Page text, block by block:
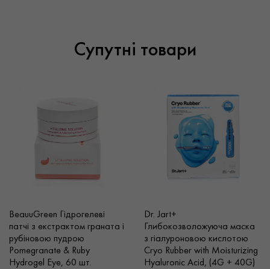
Супутні товари
BeauuGreen Гідрогелеві
патчі з екстрактом граната і
рубіновою пудрою
Pomegranate & Ruby
Hydrogel Eye, 60 шт.
Dr. Jart+
Глибокозволожуюча маска
з гіалуроновою кислотою
Cryo Rubber with Moisturizing
Hyaluronic Acid, (4G + 40G)